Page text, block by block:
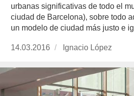
urbanas significativas de todo el
ciudad de Barcelona), sobre todo
un modelo de ciudad más justo e
Publicado
14.03.2016
https://
Ignacio López